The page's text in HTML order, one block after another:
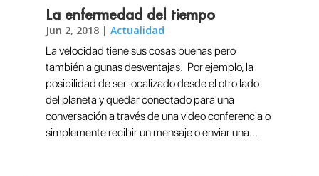
La enfermedad del tiempo
Jun 2, 2018| Actualidad
La velocidad tiene sus cosas buenas pero
también algunas desventajas. Por ejemplo, la
posibilidad de ser localizado desde el otro lado
del planeta y quedar conectado para una
conversación a través de una video conferencia o
simplemente recibir un mensaje o enviar una...